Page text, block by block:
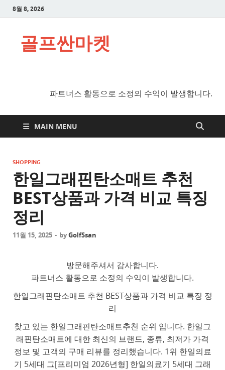
8월 8, 2026
골프싼마켓
파트너스 활동으로 소정의 수익이 발생합니다.
MAIN MENU
SHOPPING
한일그래핀탄소매트 추천
BEST상품과 가격 비교 특징
정리
11월 15, 2025 - byGolfSsan
방문해주셔서 감사합니다.
파트너스 활동으로 소정의 수익이 발생합니다.
한일그래핀탄소매트 추천 BEST상품과 가격 비교 특징 정
리
찾고 있는 한일그래핀탄소매트추천 순위 입니다. 한일그
래핀탄소매트에 대한 최신의 브랜드, 종류, 최저가 가격
정보 및 고객의 구매 리뷰를 정리했습니다. 1위 한일의료
기 5세대 그[프리미엄 2026년형] 한일의료기 5세대 그래